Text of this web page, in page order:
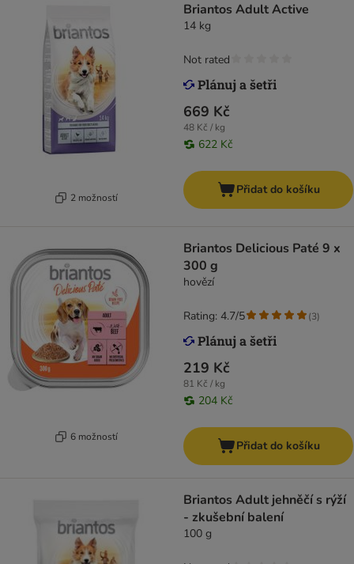
2 možností
Briantos Adult Active
14 kg
669 Kč
48 Kč / kg
622 Kč
Not rated
Přidat do košíku
6 možností
Briantos Delicious Paté 9 x
300 g
hovězí
219 Kč
81 Kč / kg
204 Kč
Rating: 4.7/5 (3)
Přidat do košíku
Briantos Adult jehněčí s rýží
- zkušební balení
100 g